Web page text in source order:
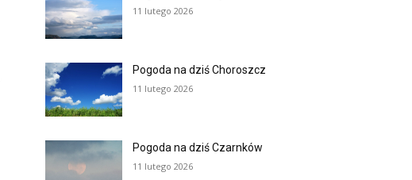
11 lutego 2026
Pogoda na dziś Choroszcz
11 lutego 2026
Pogoda na dziś Czarnków
11 lutego 2026